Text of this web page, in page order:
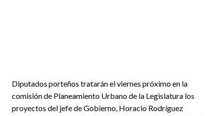
Diputados porteños tratarán el viernes próximo en la
comisión de Planeamiento Urbano de la Legislatura los
proyectos del jefe de Gobierno, Horacio Rodríguez